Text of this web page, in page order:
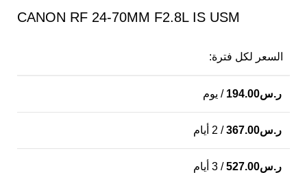
CANON RF 24-70MM F2.8L IS USM
السعر لكل فترة:
ر.س194.00 / يوم
ر.س367.00/ 2 أيام
ر.س527.00/ 3 أيام